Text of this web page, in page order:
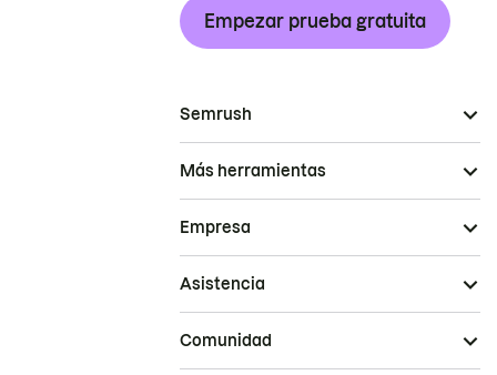
Empezar prueba gratuita
Semrush
Más herramientas
Empresa
Asistencia
Comunidad